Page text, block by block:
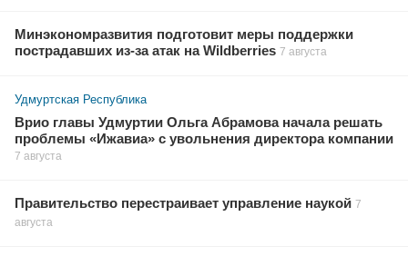
Минэкономразвития подготовит меры поддержки
пострадавших из-за атак на Wildberries 7 августа
Удмуртская Республика
Врио главы Удмуртии Ольга Абрамова начала решать
проблемы «Ижавиа» с увольнения директора компании
7 августа
Правительство перестраивает управление наукой 7
августа